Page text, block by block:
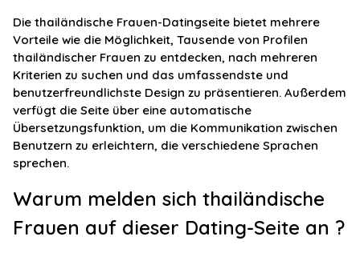
Die thailändische Frauen-Datingseite bietet mehrere
Vorteile wie die Möglichkeit, Tausende von Profilen
thailändischer Frauen zu entdecken, nach mehreren
Kriterien zu suchen und das umfassendste und
benutzerfreundlichste Design zu präsentieren. Außerdem
verfügt die Seite über eine automatische
Übersetzungsfunktion, um die Kommunikation zwischen
Benutzern zu erleichtern, die verschiedene Sprachen
sprechen.
Warum melden sich thailändische
Frauen auf dieser Dating-Seite an ?